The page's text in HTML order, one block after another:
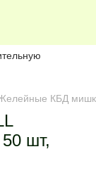
КБД
шт,